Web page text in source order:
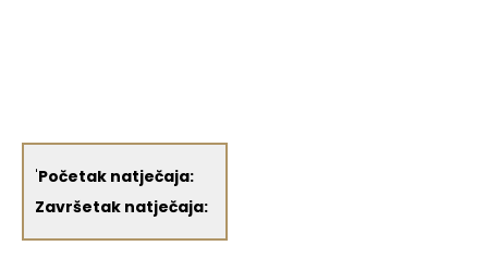
'Početak natječaja:
Završetak natječaja: